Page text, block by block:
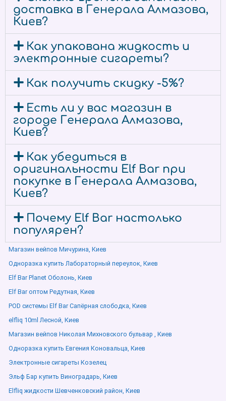
доставка в Генерала Алмазова,
Киев?
Как упакована жидкость и
электронные сигареты?
Как получить скидку -5%?
Есть ли у вас магазин в
городе Генерала Алмазова,
Киев?
Как убедиться в
оригинальности Elf Bar при
покупке в Генерала Алмазова,
Киев?
Почему Elf Bar настолько
популярен?
Магазин вейпов Мичурина, Киев
Одноразка купить Лабораторный переулок, Киев
Elf Bar Planet Оболонь, Киев
Elf Bar оптом Редутная, Киев
POD системы Elf Bar Сапёрная слободка, Киев
elfliq 10ml Лесной, Киев
Магазин вейпов Николая Михновского бульвар , Киев
Одноразка купить Евгения Коновальца, Киев
Электронные сигареты Козелец
Эльф Бар купить Виноградарь, Киев
Elfliq жидкости Шевченковский район, Киев